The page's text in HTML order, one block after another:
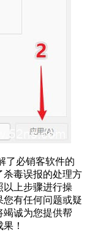
了必销客软件的
杀毒误报的处理方
以上步骤进行操
有任何问题或疑
竭诚为您提供帮
！